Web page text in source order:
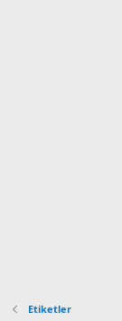
Etiketler